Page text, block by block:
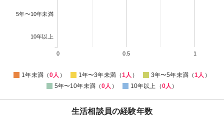
5年〜10年未満
10年以上
0 0.5 1
1年未満（0人 ） 1年〜3年未満（1人 ） 3年〜5年未満（1人 ）
5年〜10年未満（0人 ） 10年以上（0人 ）
生活相談員の経験年数